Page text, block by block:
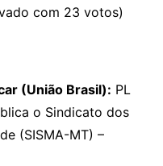
com 23 votos)
(União Brasil): PL
o Sindicato dos
(SISMA-MT) –